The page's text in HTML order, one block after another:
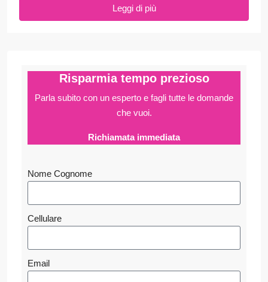
Leggi di più
Risparmia tempo prezioso
Parla subito con un esperto e fagli tutte le domande
che vuoi.
Richiamata immediata
Nome Cognome
Cellulare
Email